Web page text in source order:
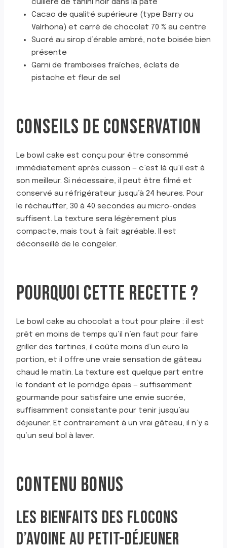
cuillère de tahini noir dans la pâte
Cacao de qualité supérieure (type Barry ou
Valrhona) et carré de chocolat 70 % au centre
Sucré au sirop d’érable ambré, note boisée bien
présente
Garni de framboises fraîches, éclats de
pistache et fleur de sel
CONSEILS DE CONSERVATION
Le bowl cake est conçu pour être consommé
immédiatement après cuisson — c’est là qu’il est à
son meilleur. Si nécessaire, il peut être filmé et
conservé au réfrigérateur jusqu’à 24 heures. Pour
le réchauffer, 30 à 40 secondes au micro-ondes
suffisent. La texture sera légèrement plus
compacte, mais tout à fait agréable. Il est
déconseillé de le congeler.
POURQUOI CETTE RECETTE ?
Le bowl cake au chocolat a tout pour plaire : il est
prêt en moins de temps qu’il n’en faut pour faire
griller des tartines, il coûte moins d’un euro la
portion, et il offre une vraie sensation de gâteau
chaud le matin. La texture est quelque part entre
le fondant et le porridge épais — suffisamment
gourmande pour satisfaire une envie sucrée,
suffisamment consistante pour tenir jusqu’au
déjeuner. Et contrairement à un vrai gâteau, il n’y a
qu’un seul bol à laver.
CONTENU BONUS
LES BIENFAITS DES FLOCONS
D’AVOINE AU PETIT-DÉJEUNER